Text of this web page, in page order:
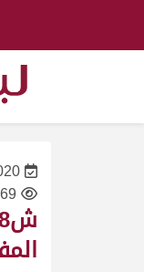
المفدى 3/4/